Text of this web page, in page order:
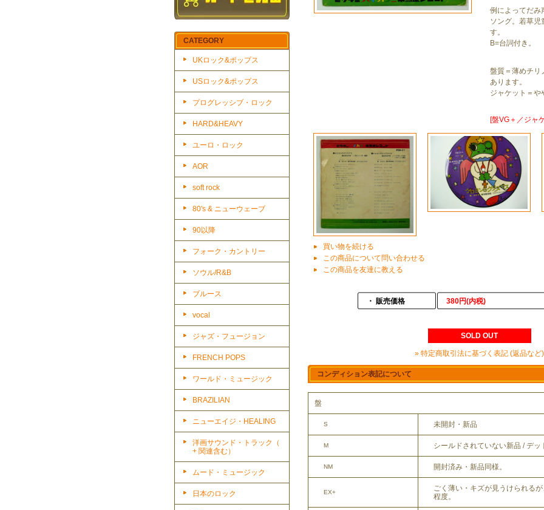
CATEGORY
UKロック&ポップス
USロック&ポップス
プログレッシブ・ロック
HARD&HEAVY
ユーロ・ロック
AOR
soft rock
80's & ニューウェーブ
90以降
フォーク・カントリー
ソウル/R&B
ブルース
vocal
ジャズ・フュージョン
FRENCH POPS
ワールド・ミュージック
BRAZILIAN
ニューエイジ・HEALING
洋画サウンド・トラック（
+ 関連含む）
ムード・ミュージック
日本のロック
例によってだみ
ソング。若草児
す。
B=台詞付き。
盤質＝薄めチリ
あります。
ジャケット＝や
[盤VG＋／ジャ
買い物を続ける
この商品について問い合わせる
この商品を友達に教える
・ 販売価格 380円(内税)
SOLD OUT
» 特定商取引法に基づく表記 (返品など)
コンディション表記について
盤
S 未開封・新品
M シールドされていない新品 / デッ
NM 開封済み・新品同様。
EX+
ごく薄い・キズが見うけられる
程度。